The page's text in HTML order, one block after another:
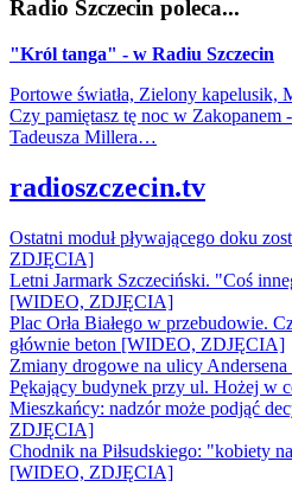
Radio Szczecin poleca...
"Król tanga" - w Radiu Szczecin
Portowe światła, Zielony kapelusik,
Czy pamiętasz tę noc w
Tadeusza Millera…
radioszczecin.tv
Ostatni moduł pływającego doku
ZDJĘCIA]
Letni Jarmark Szczeciński. "Coś
[WIDEO, ZDJĘCIA]
Plac Orła Białego w przebudowie.
głównie beton [WIDEO, ZDJĘCIA]
Zmiany drogowe na ulicy
Pękający budynek przy ul. Hożej w
Mieszkańcy: nadzór może podjąć
ZDJĘCIA]
Chodnik na Piłsudskiego: "kobiety
[WIDEO, ZDJĘCIA]